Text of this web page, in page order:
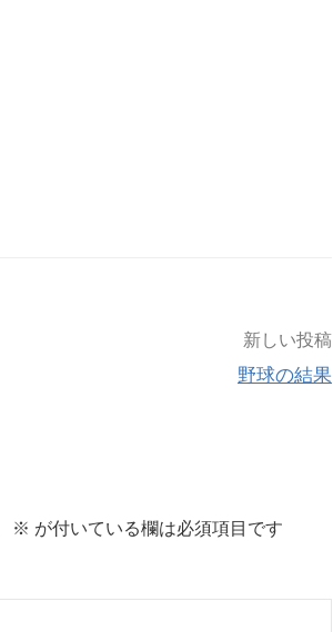
新しい投稿
野球の結果
※ が付いている欄は必須項目です